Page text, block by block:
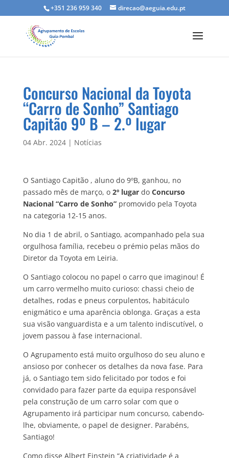
+351 236 959 340 direcao@aeguia.edu.pt
Concurso Nacional da Toyota
“Carro de Sonho” Santiago
Capitão 9º B – 2.º lugar
04 Abr. 2024| Notícias
O Santiago Capitão , aluno do 9ºB, ganhou, no
passado mês de março, o 2º lugardo Concurso
Nacional “Carro de Sonho”promovido pela Toyota
na categoria 12-15 anos.
No dia 1 de abril, o Santiago, acompanhado pela sua
orgulhosa família, recebeu o prémio pelas mãos do
Diretor da Toyota em Leiria.
O Santiago colocou no papel o carro que imaginou! É
um carro vermelho muito curioso: chassi cheio de
detalhes, rodas e pneus corpulentos, habitáculo
enigmático e uma aparência oblonga. Graças a esta
sua visão vanguardista e a um talento indiscutível, o
jovem passou à fase internacional.
O Agrupamento está muito orgulhoso do seu aluno e
ansioso por conhecer os detalhes da nova fase. Para
já, o Santiago tem sido felicitado por todos e foi
convidado para fazer parte da equipa responsável
pela construção de um carro solar com que o
Agrupamento irá participar num concurso, cabendo-
lhe, obviamente, o papel de designer. Parabéns,
Santiago!
Como disse Albert Einstein “A criatividade é a